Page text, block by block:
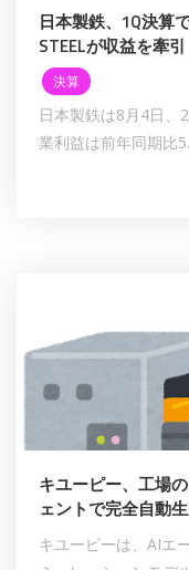
日本製鉄、1Q決算
STEELが収益を牽引
決算
日本製鉄は8月4日、
業利益は前年同期比
キユーピー、工場
ェントで完全自動
キユーピーは、AIエ